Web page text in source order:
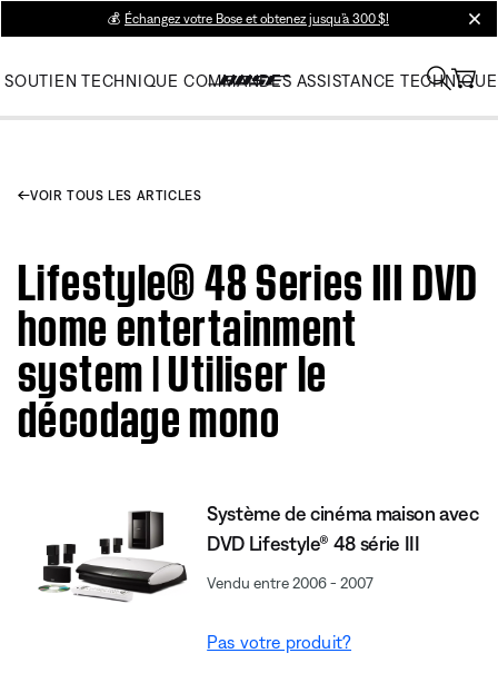
💰 Échangez votre Bose et obtenez jusqu’à 300 $!
SOUTIEN TECHNIQUE COMMANDES ASSISTANCE TECHNIQUE
VOIR TOUS LES ARTICLES
Lifestyle® 48 Series III DVD
home entertainment
system | Utiliser le
décodage mono
Système de cinéma maison avec
DVD Lifestyle® 48 série III
Vendu entre 2006 - 2007
Pas votre produit?